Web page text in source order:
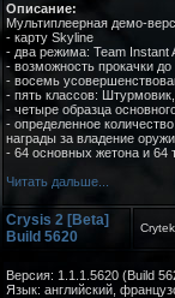
Описание:
Мультиплеерная демо-
- карту Skyline
- два режима: Team Instant
- возможность прокачки до
- восемь
- пять классов:
- четыре образца
- определенное
награды за владение
- 64 основных жетона и 64
Читать дальше...
Crysis 2 [Beta]
Build 5620
Crytek
Версия: 1.1.1.5620 (Build
Язык: английский,